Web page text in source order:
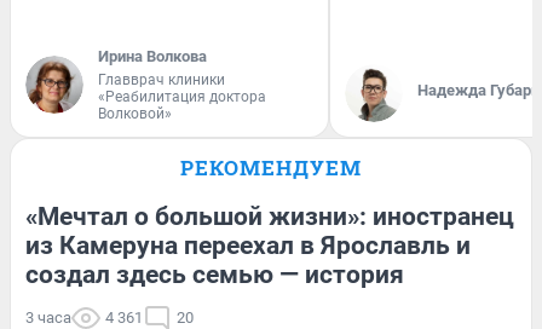
Ирина Волкова
Главврач клиники
«Реабилитация доктора
Волковой»
Надежда Губарь
РЕКОМЕНДУЕМ
«Мечтал о большой жизни»: иностранец
из Камеруна переехал в Ярославль и
создал здесь семью — история
3 часа 4 361 20